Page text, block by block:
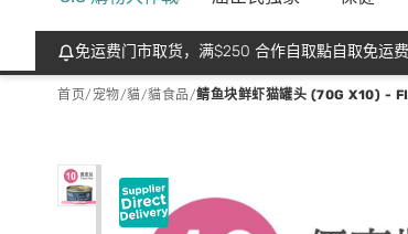
免运费门市取货，满$250 合作自取點自取免运
首页/ 宠物/貓/貓食品/鲭鱼块鲜虾猫罐头 (70G X10) -